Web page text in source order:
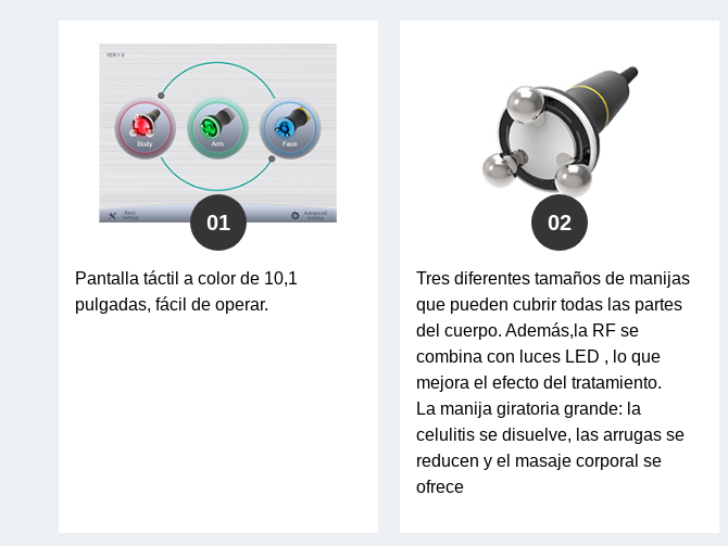
01
Pantalla táctil a color de 10,1
pulgadas, fácil de operar.
02
Tres diferentes tamaños de manijas
que pueden cubrir todas las partes
del cuerpo. Además,la RF se
combina con luces LED , lo que
mejora el efecto del tratamiento.
La manija giratoria grande: la
celulitis se disuelve, las arrugas se
reducen y el masaje corporal se
ofrece